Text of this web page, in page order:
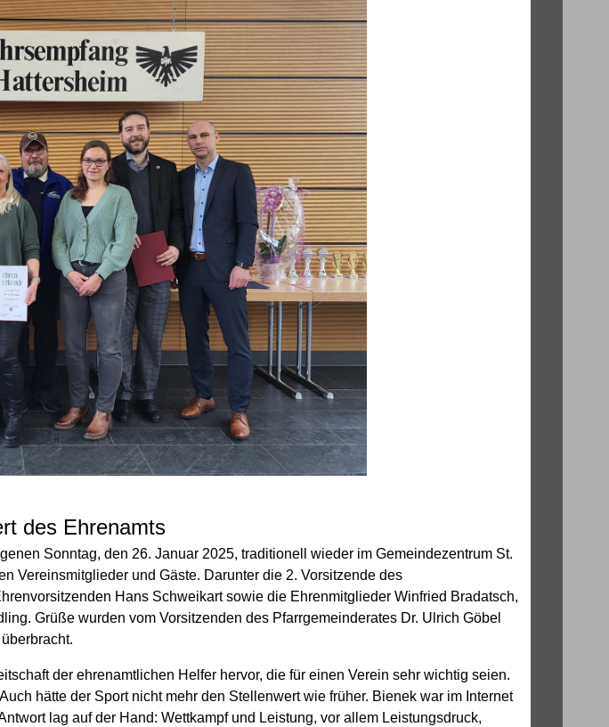
des Ehrenamts
Sonntag, den 26. Januar 2025, traditionell wieder im Gemeindezentrum St.
Vereinsmitglieder und Gäste. Darunter die 2. Vorsitzende des
Hans Schweikart sowie die Ehrenmitglieder Winfried Bradatsch,
Grüße wurden vom Vorsitzenden des Pfarrgemeinderates Dr. Ulrich Göbel
der ehrenamtlichen Helfer hervor, die für einen Verein sehr wichtig seien.
hätte der Sport nicht mehr den Stellenwert wie früher. Bienek war im Internet
lag auf der Hand: Wettkampf und Leistung, vor allem Leistungsdruck,